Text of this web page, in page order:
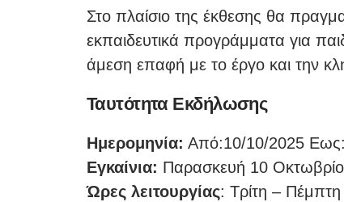
Στο πλαίσιο της έκθεσης θα
εκπαιδευτικά προγράμματα για
άμεση επαφή με το έργο και την
Ταυτότητα Εκδήλωσης
Ημερομηνία: Από:10/10/2025
Εγκαίνια: Παρασκευή 10
Ώρες λειτουργίας: Τρίτη –